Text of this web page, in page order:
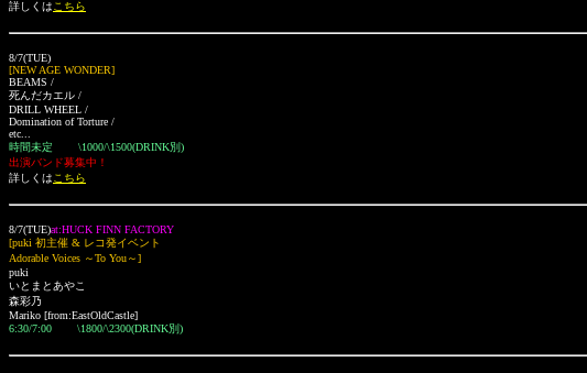
詳しくは こちら
8/7(TUE)
[NEW AGE WONDER]
BEAMS /
死んだカエル /
DRILL WHEEL /
Domination of Torture /
etc...
時間未定 \1000/\1500(DRINK別)
出演バンド募集中！
詳しくは こちら
8/7(TUE)at:HUCK FINN FACTORY
[puki 初主催 & レコ発イベント
Adorable Voices ～To You～]
puki
いとまとあやこ
森彩乃
Mariko [from:EastOldCastle]
6:30/7:00 \1800/\2300(DRINK別)